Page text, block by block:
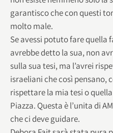
garantisco che con questi
molto male.
Se avessi potuto fare quella
avrebbe detto la sua, non
sulla sua tesi, ma l’avrei
israeliani che così pensano,
rispettare la mia tesi o
Piazza. Questa è l’unita di
che ci deve guidare.